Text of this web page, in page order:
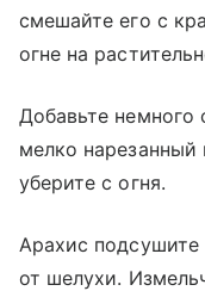
смешайте его с
огне на
Добавьте немного
мелко
уберите с огня.
Арахис подсушите
от шелухи.